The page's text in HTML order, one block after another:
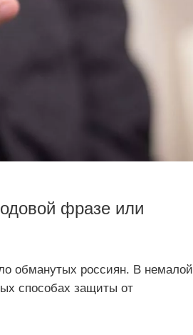
фразе или
обманутых россиян. В немалой
способах защиты от